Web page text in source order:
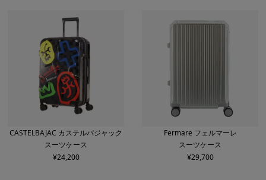
CASTELBAJAC カステルバジャック
スーツケース
¥24,200
Fermare フェルマーレ
スーツケース
¥29,700